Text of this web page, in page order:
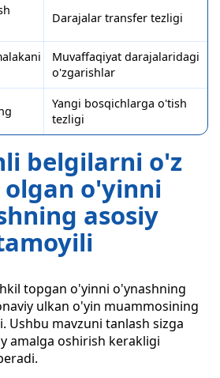
Darajalar transfer tezligi
Muvaffaqiyat darajalaridagi
o'zgarishlar
Yangi bosqichlarga o'tish
tezligi
belgilarni o'z
o'yinni
asosiy
topgan o'yinni o'ynashning
ulkan o'yin muammosining
Ushbu mavzuni tanlash sizga
amalga oshirish kerakligi